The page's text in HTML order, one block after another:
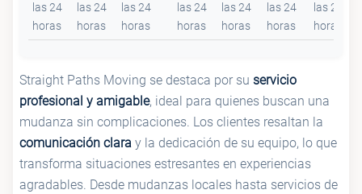
las 24
horas
las 24
horas
las 24
horas
las 24
horas
las 24
horas
las 24
horas
las 24
horas
Straight Paths Moving se destaca por su servicio
profesional y amigable, ideal para quienes buscan una
mudanza sin complicaciones. Los clientes resaltan la
comunicación clara y la dedicación de su equipo, lo que
transforma situaciones estresantes en experiencias
agradables. Desde mudanzas locales hasta servicios de